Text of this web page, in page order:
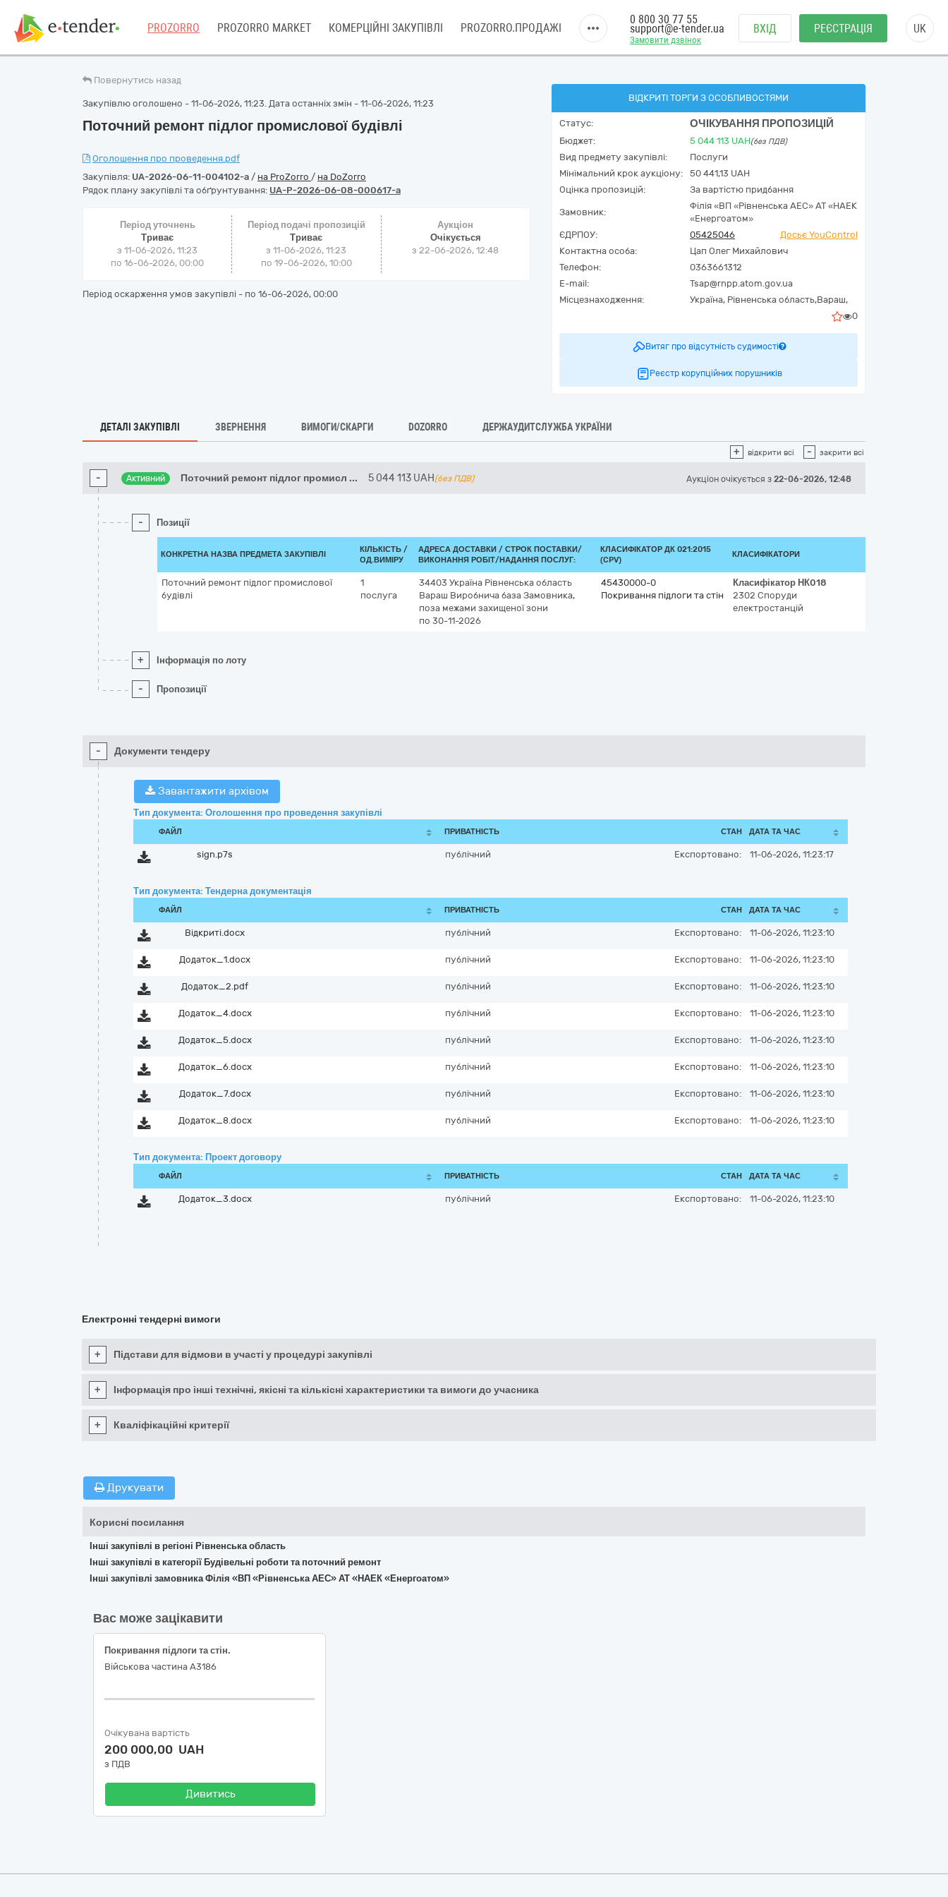
PROZORRO PROZORRO MARKET КОМЕРЦІЙНІ ЗАКУПІВЛІ PROZORRO.ПРОДАЖІ
Замовити дзвінок
0 800 30 77 55
support@e-tender.ua ВХІД РЕЄСТРАЦІЯ UK
Повернутись назад
Закупівлю оголошено - 11-06-2026, 11:23. Дата останніх змін - 11-06-2026, 11:23
Поточний ремонт підлог промислової будівлі
Оголошення про проведення.pdf
Закупівля: UA-2026-06-11-004102-a / на ProZorro / на DoZorro
Рядок плану закупівлі та обґрунтування: UA-P-2026-06-08-000617-a
Період уточнень
Триває
з 11-06-2026, 11:23
по 16-06-2026, 00:00
Період подачі пропозицій
Триває
з 11-06-2026, 11:23
по 19-06-2026, 10:00
Аукціон
Очікується
з22-06-2026, 12:48
Період оскарження умов закупівлі - по 16-06-2026, 00:00
ВІДКРИТІ ТОРГИ З ОСОБЛИВОСТЯМИ
Статус: ОЧІКУВАННЯ ПРОПОЗИЦІЙ
Бюджет: 5 044 113 UAH(без ПДВ)
Вид предмету закупівлі:
Послуги
Мінімальний крок аукціону:
50 441,13 UAH
Оцінка пропозицій:
За вартістю придбання
Замовник:
Філія «ВП «Рівненська АЕС» АТ «НАЕК
«Енергоатом»
ЄДРПОУ:
05425046
Досьє YouControl
Контактна особа:
Цап Олег Михайлович
Телефон:
0363661312
E-mail:
Tsap@rnpp.atom.gov.ua
Місцезнаходження:
Україна, Рівненська область,Вараш,
0
Витяг про відсутність судимості
Реєстр корупційних порушників
ДЕТАЛІ ЗАКУПІВЛІ ЗВЕРНЕННЯ ВИМОГИ/СКАРГИ DOZORRO ДЕРЖАУДИТСЛУЖБА УКРАЇНИ
+ відкрити всі - закрити всі
- Активний Поточний ремонт підлог промисл ... 5 044 113 UAH (без ПДВ) Аукціон очікується з 22-06-2026, 12:48
- Позиції
КОНКРЕТНА НАЗВА ПРЕДМЕТА ЗАКУПІВЛІ
КІЛЬКІСТЬ /
ОД.ВИМІРУ
АДРЕСА ДОСТАВКИ / СТРОК ПОСТАВКИ/
ВИКОНАННЯ РОБІТ/НАДАННЯ ПОСЛУГ:
КЛАСИФІКАТОР ДК 021:2015
(CPV)
КЛАСИФІКАТОРИ
Поточний ремонт підлог промислової
будівлі
1
послуга
34403 Україна Рівненська область
Вараш Виробнича база Замовника,
поза межами захищеної зони
по 30-11-2026
45430000-0
Покривання підлоги та стін
Класифікатор НК018
2302 Споруди
електростанцій
+ Інформація по лоту
- Пропозиції
- Документи тендеру
Завантажити архівом
Тип документа: Оголошення про проведення закупівлі
ФАЙЛ ПРИВАТНІСТЬ СТАН ДАТА ТА ЧАС
sign.p7s публічний Експортовано: 11-06-2026, 11:23:17
Тип документа: Тендерна документація
ФАЙЛ ПРИВАТНІСТЬ СТАН ДАТА ТА ЧАС
Відкриті.docx публічний Експортовано: 11-06-2026, 11:23:10
Додаток_1.docx публічний Експортовано: 11-06-2026, 11:23:10
Додаток_2.pdf публічний Експортовано: 11-06-2026, 11:23:10
Додаток_4.docx публічний Експортовано: 11-06-2026, 11:23:10
Додаток_5.docx публічний Експортовано: 11-06-2026, 11:23:10
Додаток_6.docx публічний Експортовано: 11-06-2026, 11:23:10
Додаток_7.docx публічний Експортовано: 11-06-2026, 11:23:10
Додаток_8.docx публічний Експортовано: 11-06-2026, 11:23:10
Тип документа: Проект договору
ФАЙЛ ПРИВАТНІСТЬ СТАН ДАТА ТА ЧАС
Додаток_3.docx публічний Експортовано: 11-06-2026, 11:23:10
Електронні тендерні вимоги
+ Підстави для відмови в участі у процедурі закупівлі
+ Інформація про інші технічні, якісні та кількісні характеристики та вимоги до учасника
+ Кваліфікаційні критерії
Друкувати
Корисні посилання
Інші закупівлі в регіоні Рівненська область
Інші закупівлі в категорії Будівельні роботи та поточний ремонт
Інші закупівлі замовника Філія «ВП «Рівненська АЕС» АТ «НАЕК «Енергоатом»
Вас може зацікавити
Покривання підлоги та стін.
Військова частина А3186
Очікувана вартість
200 000,00 UAH
з ПДВ
Дивитись